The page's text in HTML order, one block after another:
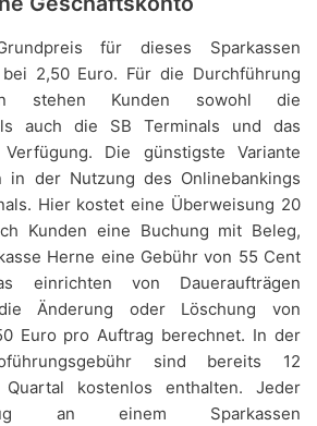
für dieses Sparkassen
2,50 Euro. Für die Durchführung
stehen Kunden sowohl die
auch die SB Terminals und das
Die günstigste Variante
in der Nutzung des Onlinebankings
Hier kostet eine Überweisung 20
Kunden eine Buchung mit Beleg,
Herne eine Gebühr von 55 Cent
einrichten von Daueraufträgen
Änderung oder Löschung von
Euro pro Auftrag berechnet. In der
sind bereits 12
Quartal kostenlos enthalten. Jeder
an einem Sparkassen